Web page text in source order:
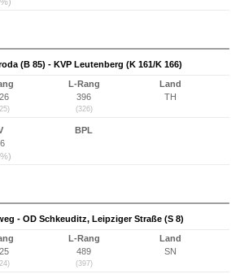
(B 85) - KVP Leutenberg (K 161/K 166)
L-Rang
396
(326)
Land
TH
BPL
- OD Schkeuditz, Leipziger Straße (S 8)
L-Rang
489
(397)
Land
SN